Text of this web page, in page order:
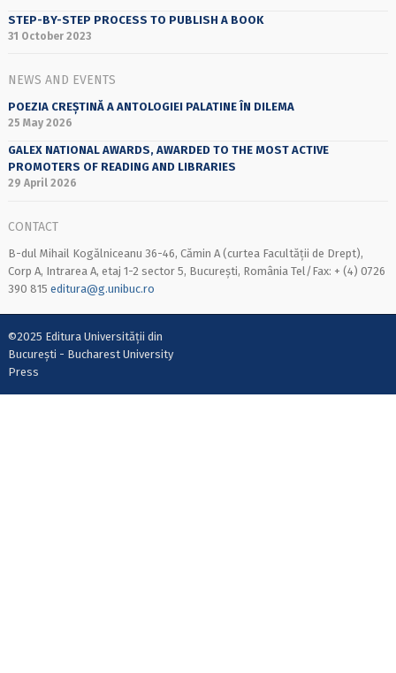
STEP-BY-STEP PROCESS TO PUBLISH A BOOK
31 October 2023
NEWS AND EVENTS
POEZIA CREȘTINĂ A ANTOLOGIEI PALATINE ÎN DILEMA
25 May 2026
GALEX NATIONAL AWARDS, AWARDED TO THE MOST ACTIVE
PROMOTERS OF READING AND LIBRARIES
29 April 2026
CONTACT
B-dul Mihail Kogălniceanu 36-46, Cămin A (curtea Facultății de Drept),
Corp A, Intrarea A, etaj 1-2 sector 5, București, România Tel/Fax: + (4) 0726
390 815 editura@g.unibuc.ro
©2025 Editura Universității din
București - Bucharest University
Press